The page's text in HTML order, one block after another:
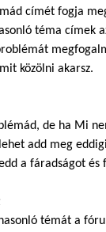
címét fogja
téma
közölni akarsz.
de ha Mi
add meg
a fáradságot és
témát a